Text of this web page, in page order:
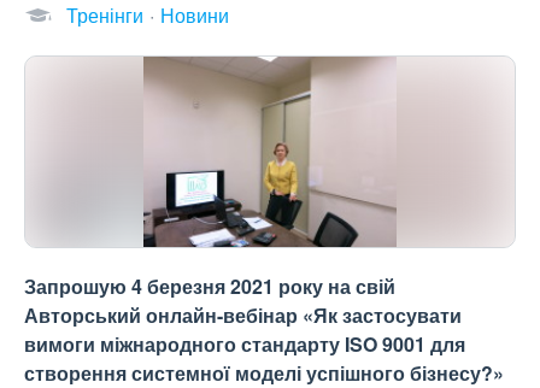
Тренінги
Новини
Запрошую 4 березня 2021 року на свій
Авторський онлайн-вебінар «Як застосувати
вимоги міжнародного стандарту ISO 9001 для
створення системної моделі успішного бізнесу?»